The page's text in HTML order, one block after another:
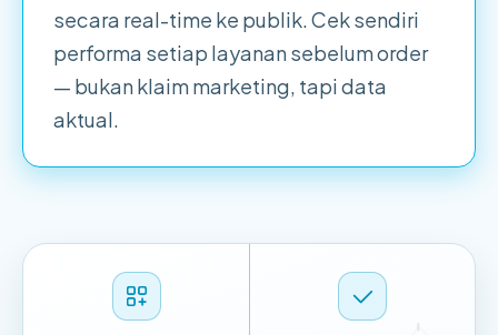
secara real-time ke publik. Cek sendiri
performa setiap layanan sebelum order
— bukan klaim marketing, tapi data
aktual.